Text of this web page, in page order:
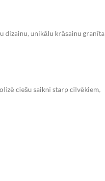
dizainu, unikālu krāsainu granīta
ciešu saikni starp cilvēkiem,